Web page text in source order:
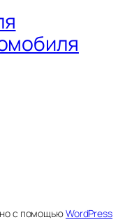
с помощьюWordPress